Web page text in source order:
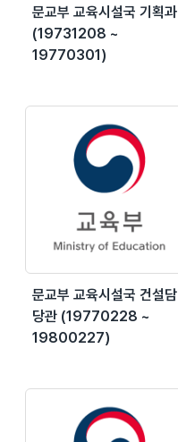
문교부 교육시설국 기획과
(19731208 ~
19770301)
문교부 교육시설국 건설담
당관 (19770228 ~
19800227)